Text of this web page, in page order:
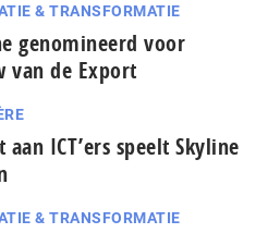
& TRANSFORMATIE
genomineerd voor
van de Export
aan ICT’ers speelt Skyline
& TRANSFORMATIE